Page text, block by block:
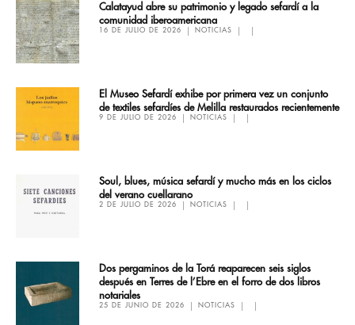
Calatayud abre su patrimonio y legado sefardí a la
comunidad iberoamericana
16 DE JULIO DE 2026 NOTICIAS
El Museo Sefardí exhibe por primera vez un conjunto
de textiles sefardíes de Melilla restaurados recientemente
9 DE JULIO DE 2026 NOTICIAS
Soul, blues, música sefardí y mucho más en los ciclos
del verano cuellarano
2 DE JULIO DE 2026 NOTICIAS
Dos pergaminos de la Torá reaparecen seis siglos
después en Terres de l’Ebre en el forro de dos libros
notariales
25 DE JUNIO DE 2026 NOTICIAS